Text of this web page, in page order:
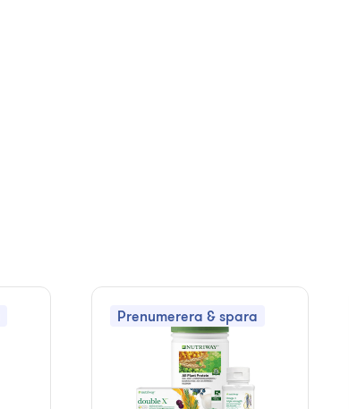
Prenumerera & spara